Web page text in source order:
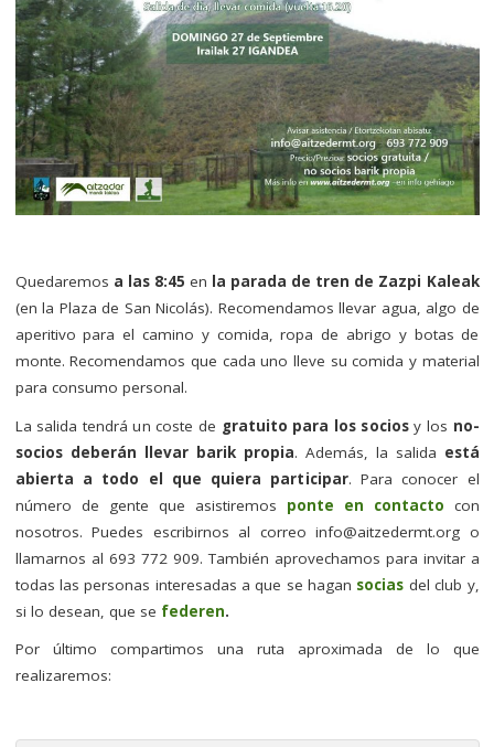
Quedaremos a las 8:45 en la parada de tren de Zazpi Kaleak
(en la Plaza de San Nicolás). Recomendamos llevar agua, algo de
aperitivo para el camino y comida, ropa de abrigo y botas de
monte. Recomendamos que cada uno lleve su comida y material
para consumo personal.
La salida tendrá un coste de gratuito para los sociosy los no-
socios deberán llevar barik propia. Además, la salida está
abierta a todo el que quiera participar. Para conocer el
número de gente que asistiremos ponte en contacto con
nosotros. Puedes escribirnos al correo info@aitzedermt.org o
llamarnos al 693 772 909. También aprovechamos para invitar a
todas las personas interesadas a que se hagan socias del club y,
si lo desean, que se federen.
Por último compartimos una ruta aproximada de lo que
realizaremos: